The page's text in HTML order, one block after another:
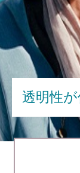
透明性